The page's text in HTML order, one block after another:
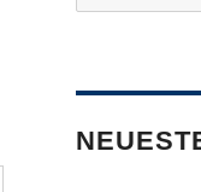
nach: